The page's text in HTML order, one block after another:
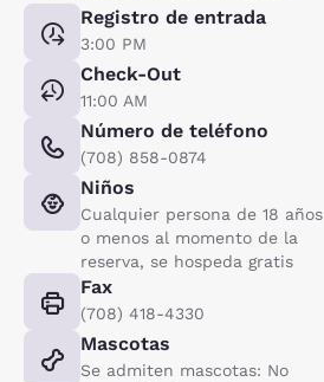
Registro de entrada
3:00 PM
Check-Out
11:00 AM
Número de teléfono
(708) 858-0874
Niños
Cualquier persona de 18 años
o menos al momento de la
reserva, se hospeda gratis
Fax
(708) 418-4330
Mascotas
Se admiten mascotas: No